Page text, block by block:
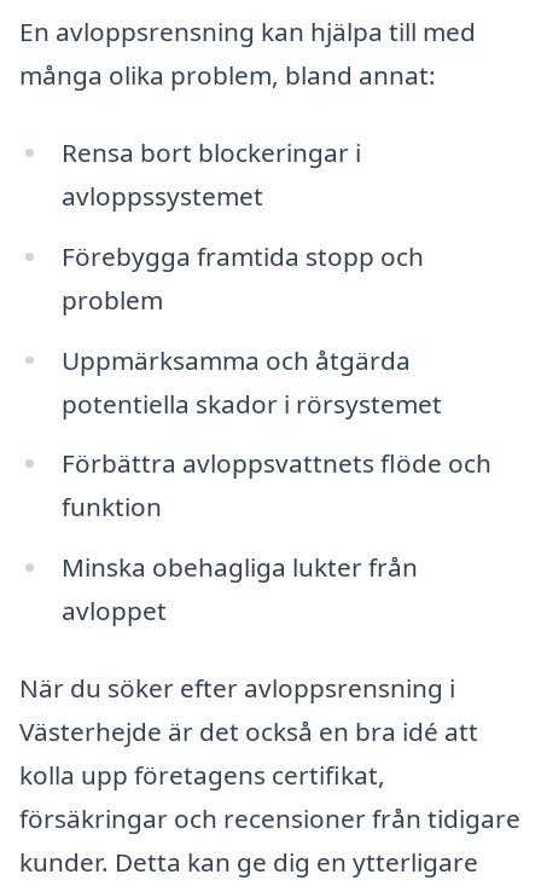
En avloppsrensning kan hjälpa till med
många olika problem, bland annat:
Rensa bort blockeringar i
avloppssystemet
Förebygga framtida stopp och
problem
Uppmärksamma och åtgärda
potentiella skador i rörsystemet
Förbättra avloppsvattnets flöde och
funktion
Minska obehagliga lukter från
avloppet
När du söker efter avloppsrensning i
Västerhejde är det också en bra idé att
kolla upp företagens certifikat,
försäkringar och recensioner från tidigare
kunder. Detta kan ge dig en ytterligare